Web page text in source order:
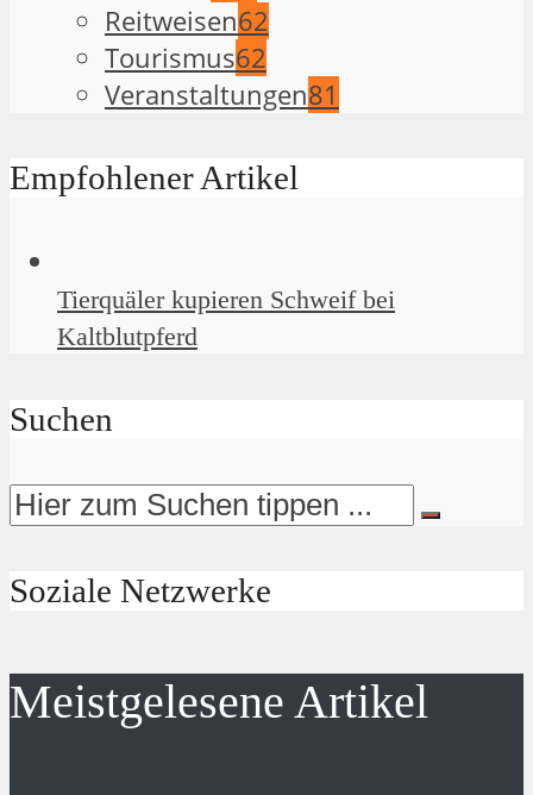
Reitweisen62
Tourismus62
Veranstaltungen81
Empfohlener Artikel
Tierquäler kupieren Schweif bei
Kaltblutpferd
Suchen
Soziale Netzwerke
Meistgelesene Artikel